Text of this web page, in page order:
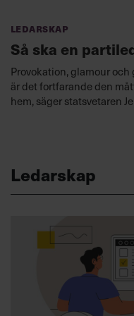
Ledarskap
Så ska en
Provokation, glamour
är det fortfarande den
hem, säger statsvetaren
Ledarskap